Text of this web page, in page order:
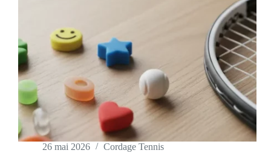
26 mai 2026 Cordage Tennis